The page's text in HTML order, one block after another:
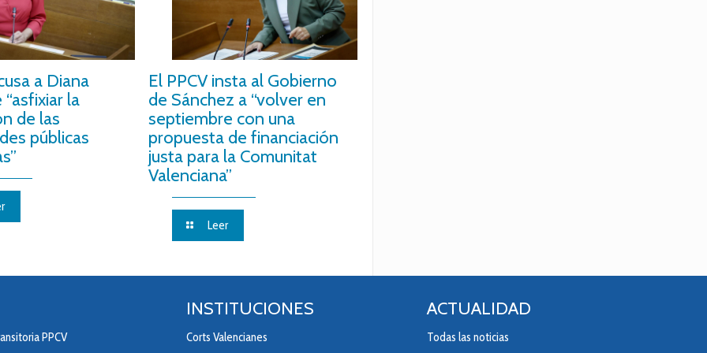
a Diana
la
de las
públicas
El PPCV insta al Gobierno
de Sánchez a “volver en
septiembre con una
propuesta de financiación
justa para la Comunitat
Valenciana”
Leer
PPCV
INSTITUCIONES
Corts Valencianes
ACTUALIDAD
Todas las noticias